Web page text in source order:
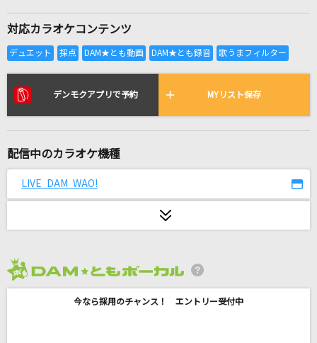
全国りれき
リアルタイムで歌われている曲の一覧
[生音]My Revolution
ちぎり酒
対応カラオケコンテンツ
デンモクアプリで予約 MYリスト保存
配信中のカラオケ機種
LIVE DAM WAO!
今なら採用のチャンス！ エントリー受付中